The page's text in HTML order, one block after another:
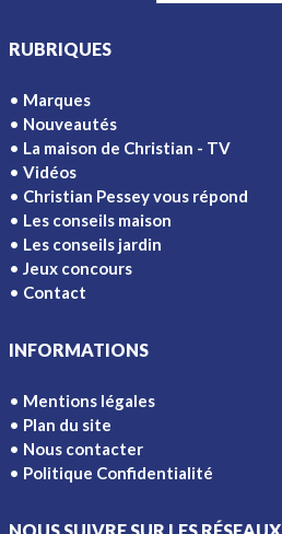
RUBRIQUES
Marques
Nouveautés
La maison de Christian - TV
Vidéos
Christian Pessey vous répond
Les conseils maison
Les conseils jardin
Jeux concours
Contact
INFORMATIONS
Mentions légales
Plan du site
Nous contacter
Politique Confidentialité